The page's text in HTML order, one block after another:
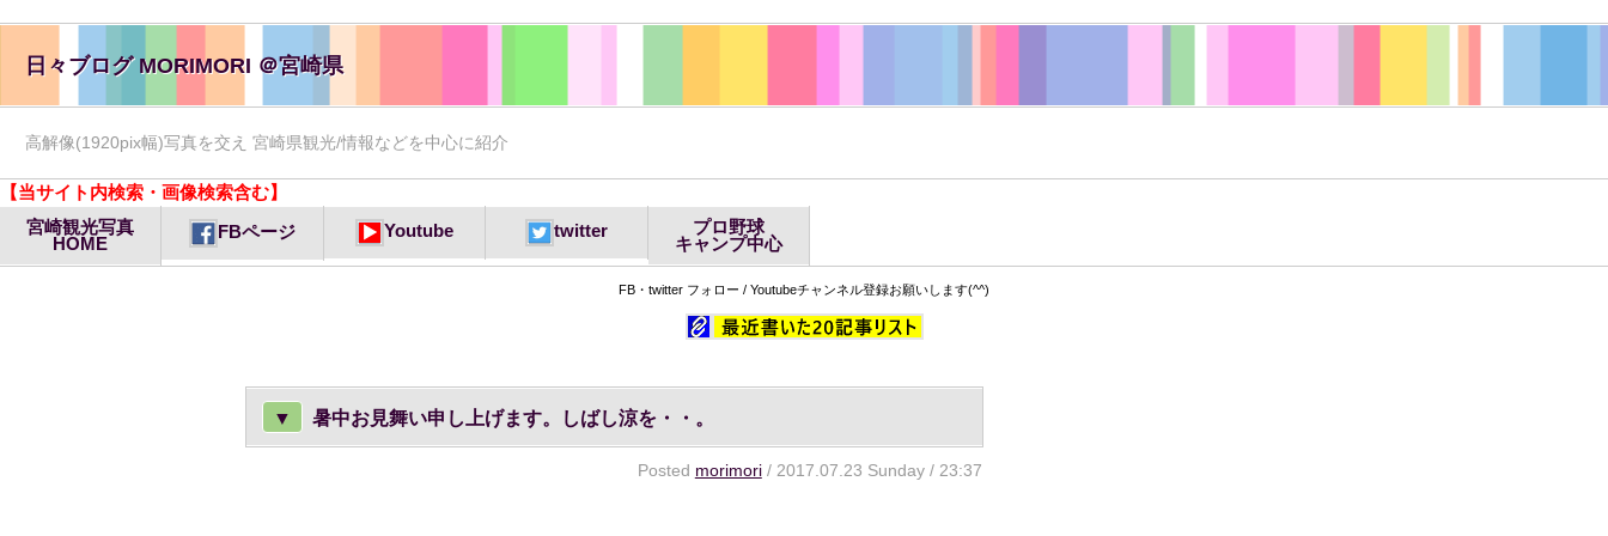
日々ブログ MORIMORI ＠宮崎県
高解像(1920pix幅)写真を交え 宮崎県観光/情報などを中心に紹介
【当サイト内検索・画像検索含む】
宮崎観光写真
HOME
FBページ Youtube twitter
プロ野球
キャンプ中心
FB・twitter フォロー / Youtubeチャンネル登録お願いします(^^)
▼ 暑中お見舞い申し上げます。しばし涼を・・。
Posted morimori/ 2017.07.23 Sunday / 23:37